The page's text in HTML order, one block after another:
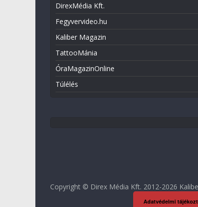
DirexMédia Kft.
Fegyvervideo.hu
Kaliber Magazin
TattooMánia
ÓraMagazinOnline
Túlélés
Copyright © Direx Média Kft. 2012-2026
Adatvédelmi